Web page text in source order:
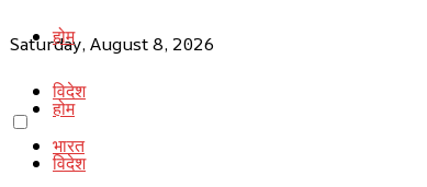
Saturday, August 8, 2026
होम
विदेश
भारत
होम
विदेश